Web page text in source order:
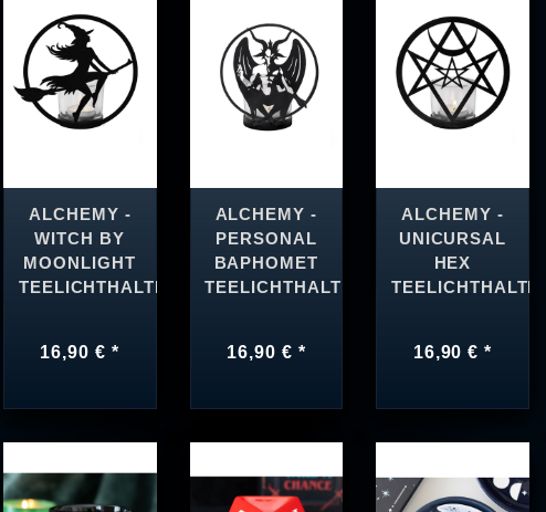
ALCHEMY -
WITCH BY
MOONLIGHT
TEELICHTHALTER
16,90 € *
ALCHEMY -
PERSONAL
BAPHOMET
TEELICHTHALTER
16,90 € *
ALCHEMY -
UNICURSAL
HEX
TEELICHTHALTER
16,90 € *